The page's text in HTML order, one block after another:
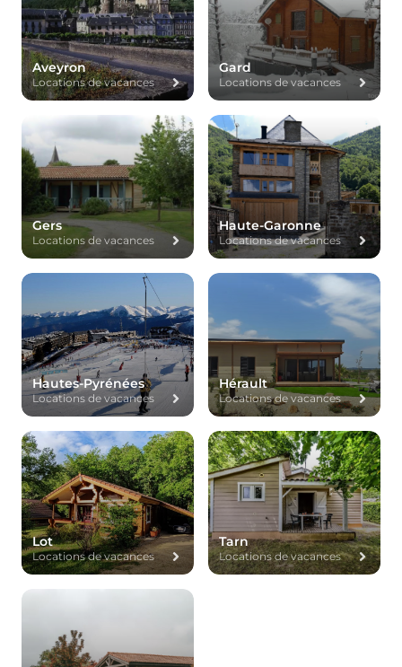
Aveyron
Locations de vacances
Gard
Locations de vacances
Gers
Locations de vacances
Haute-Garonne
Locations de vacances
Hautes-Pyrénées
Locations de vacances
Hérault
Locations de vacances
Lot
Locations de vacances
Tarn
Locations de vacances